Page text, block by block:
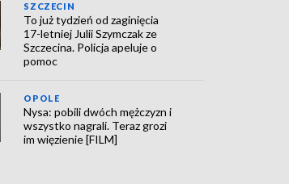
SZCZECIN
To już tydzień od zaginięcia
17-letniej Julii Szymczak ze
Szczecina. Policja apeluje o
pomoc
OPOLE
Nysa: pobili dwóch mężczyzn i
wszystko nagrali. Teraz grozi
im więzienie [FILM]